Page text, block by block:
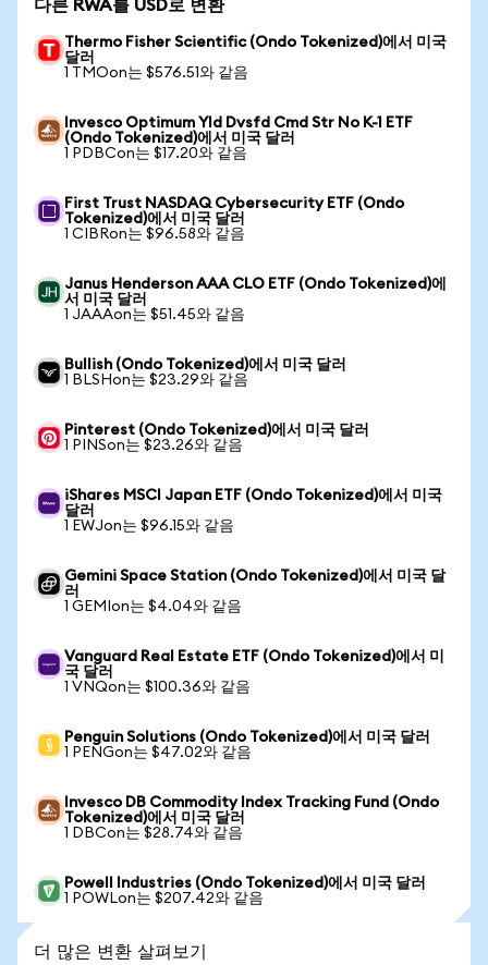
다른 RWA를 USD로 변환
Thermo Fisher Scientific (Ondo Tokenized)에서 미국
달러
1 TMOon는 $576.51와 같음
Invesco Optimum Yld Dvsfd Cmd Str No K-1 ETF
(Ondo Tokenized)에서 미국 달러
1 PDBCon는 $17.20와 같음
First Trust NASDAQ Cybersecurity ETF (Ondo
Tokenized)에서 미국 달러
1 CIBRon는 $96.58와 같음
Janus Henderson AAA CLO ETF (Ondo Tokenized)에
서 미국 달러
1 JAAAon는 $51.45와 같음
Bullish (Ondo Tokenized)에서 미국 달러
1 BLSHon는 $23.29와 같음
Pinterest (Ondo Tokenized)에서 미국 달러
1 PINSon는 $23.26와 같음
iShares MSCI Japan ETF (Ondo Tokenized)에서 미국
달러
1 EWJon는 $96.15와 같음
Gemini Space Station (Ondo Tokenized)에서 미국 달
러
1 GEMIon는 $4.04와 같음
Vanguard Real Estate ETF (Ondo Tokenized)에서 미
국 달러
1 VNQon는 $100.36와 같음
Penguin Solutions (Ondo Tokenized)에서 미국 달러
1 PENGon는 $47.02와 같음
Invesco DB Commodity Index Tracking Fund (Ondo
Tokenized)에서 미국 달러
1 DBCon는 $28.74와 같음
Powell Industries (Ondo Tokenized)에서 미국 달러
1 POWLon는 $207.42와 같음
더 많은 변환 살펴보기